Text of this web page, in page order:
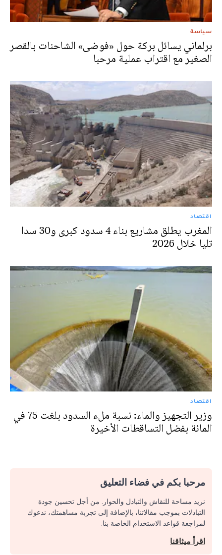
سياسة
برلماني يسائل بركة حول «فوضى» الشاحنات بالقصر
الصغير مع اقتراب عملية مرحبا
اقتصاد
المغرب يطلق مشاريع بناء 4 سدود كبرى و30 سدا
تليا خلال 2026
اقتصاد
وزير التجهيز والماء: نسبة ملء السدود بلغت 75 في
المائة بفضل التساقطات الأخيرة
مرحبا بكم في فضاء التعليق
نريد مساحة للنقاش والتبادل والحوار. من أجل تحسين جودة
التبادلات بموجب مقالاتنا، بالإضافة إلى تجربة مساهمتك، ندعوك
لمراجعة قواعد الاستخدام الخاصة بنا.
اقرأ ميثاقنا